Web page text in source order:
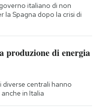
italiano di non
la Spagna dopo la crisi di
produzione di energia
diverse centrali hanno
in Italia